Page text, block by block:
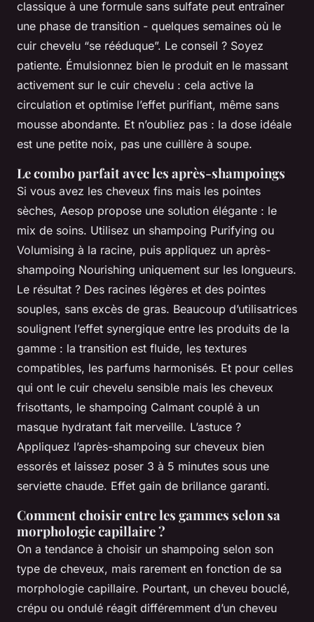
classique à une formule sans sulfate peut entraîner
une phase de transition - quelques semaines où le
cuir chevelu “se rééduque”. Le conseil ? Soyez
patiente. Émulsionnez bien le produit en le massant
activement sur le cuir chevelu : cela active la
circulation et optimise l’effet purifiant, même sans
mousse abondante. Et n’oubliez pas : la dose idéale
est une petite noix, pas une cuillère à soupe.
Le combo parfait avec les après-shampoings
Si vous avez les cheveux fins mais les pointes
sèches, Aesop propose une solution élégante : le
mix de soins. Utilisez un shampoing Purifying ou
Volumising à la racine, puis appliquez un après-
shampoing Nourishing uniquement sur les longueurs.
Le résultat ? Des racines légères et des pointes
souples, sans excès de gras. Beaucoup d’utilisatrices
soulignent l’effet synergique entre les produits de la
gamme : la transition est fluide, les textures
compatibles, les parfums harmonisés. Et pour celles
qui ont le cuir chevelu sensible mais les cheveux
frisottants, le shampoing Calmant couplé à un
masque hydratant fait merveille. L’astuce ?
Appliquez l’après-shampoing sur cheveux bien
essorés et laissez poser 3 à 5 minutes sous une
serviette chaude. Effet gain de brillance garanti.
Comment choisir entre les gammes selon sa
morphologie capillaire ?
On a tendance à choisir un shampoing selon son
type de cheveux, mais rarement en fonction de sa
morphologie capillaire. Pourtant, un cheveu bouclé,
crépu ou ondulé réagit différemment d’un cheveu